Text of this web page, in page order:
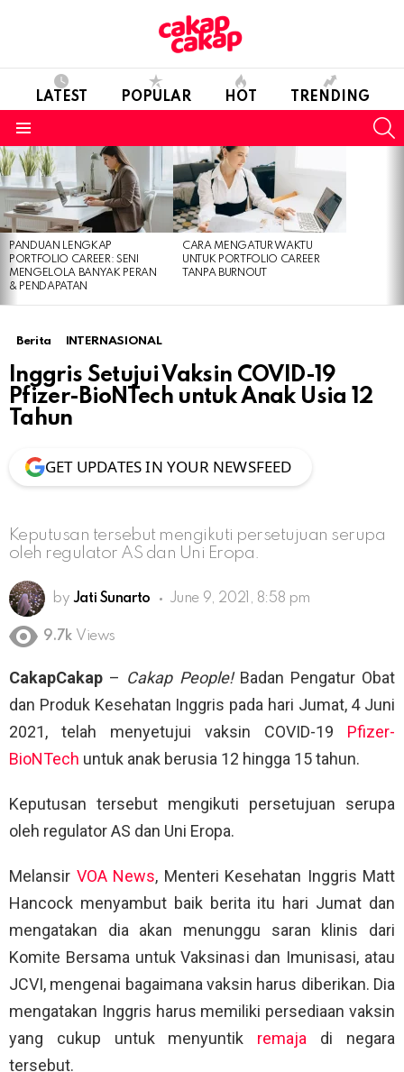
LATEST POPULAR HOT TRENDING
LATEST
STORIES
PANDUAN LENGKAP
PORTFOLIO CAREER: SENI
MENGELOLA BANYAK PERAN
& PENDAPATAN
CARA MENGATUR WAKTU
UNTUK PORTFOLIO CAREER
TANPA BURNOUT
Berita INTERNASIONAL
Inggris Setujui Vaksin COVID-19
Pfizer-BioNTech untuk Anak Usia 12
Tahun
GET UPDATES IN YOUR NEWSFEED
Keputusan tersebut mengikuti persetujuan serupa
oleh regulator AS dan Uni Eropa.
by Jati Sunarto June 9, 2021, 8:58 pm
9.7k Views
CakapCakap – Cakap People!Badan Pengatur Obat
dan Produk Kesehatan Inggris pada hari Jumat, 4 Juni
2021, telah menyetujui vaksin COVID-19 Pfizer-
BioNTech untuk anak berusia 12 hingga 15 tahun.
Keputusan tersebut mengikuti persetujuan serupa
oleh regulator AS dan Uni Eropa.
Melansir VOA News, Menteri Kesehatan Inggris Matt
Hancock menyambut baik berita itu hari Jumat dan
mengatakan dia akan menunggu saran klinis dari
Komite Bersama untuk Vaksinasi dan Imunisasi, atau
JCVI, mengenai bagaimana vaksin harus diberikan. Dia
mengatakan Inggris harus memiliki persediaan vaksin
yang cukup untuk menyuntik remaja di negara
tersebut.